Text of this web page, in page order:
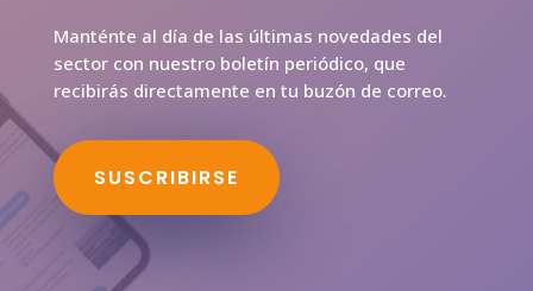
Manténte al día de las últimas novedades del
sector con nuestro boletín periódico, que
recibirás directamente en tu buzón de correo.
SUSCRIBIRSE